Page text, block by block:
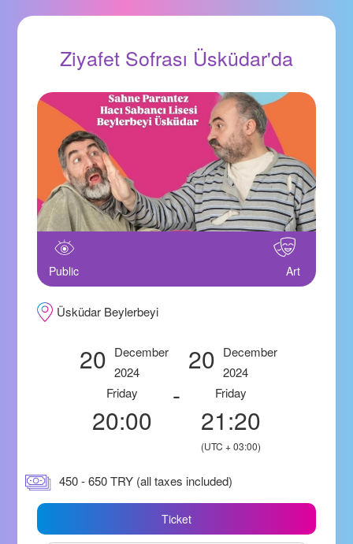
Ziyafet Sofrası Üsküdar'da
Public Art
Üsküdar Beylerbeyi
20 December
2024
Friday
20:00
-
20 December
2024
Friday
21:20
(UTC + 03:00)
450 - 650 TRY (all taxes included)
Ticket